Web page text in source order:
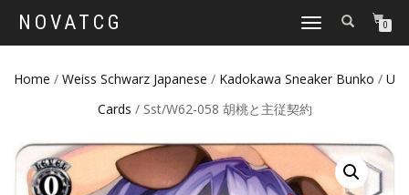
NOVATCG
TOGGLE
0
Home / Weiss Schwarz Japanese / Kadokawa Sneaker Bunko / U
Cards / Sst/W62-058 胡桃と主従契約